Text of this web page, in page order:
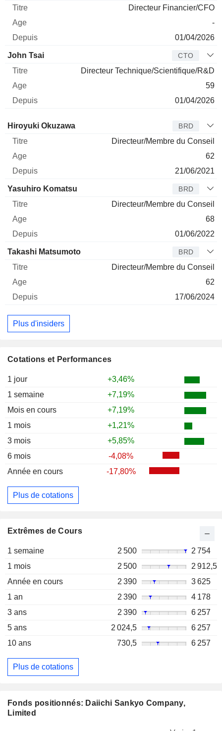
Cotations et Performances
1 jour
+3,46%
1 semaine
+7,19%
Mois en cours
+7,19%
1 mois
+1,21%
3 mois
+5,85%
6 mois
-4,08%
Année en cours
-17,80%
Plus de cotations
Extrêmes de Cours
1 semaine 2 500
2 754
1 mois
2 500
2 912,5
Année en cours
2 390
3 625
1 an
2 390
4 178
3 ans
2 390
6 257
5 ans
2 024,5
6 257
10 ans
730,5 6 257
Plus de cotations
Directeur Financier/CFO
-
01/04/2026
John Tsai CTO
Directeur Technique/Scientifique/R&D
59
01/04/2026
Administrateur Titre
Hiroyuki Okuzawa BRD
Directeur/Membre du Conseil
62
21/06/2021
Yasuhiro Komatsu BRD
Directeur/Membre du Conseil
68
01/06/2022
Takashi Matsumoto BRD
Directeur/Membre du Conseil
62
17/06/2024
Plus d'insiders
Fonds positionnés: Daiichi Sankyo Company,
Limited